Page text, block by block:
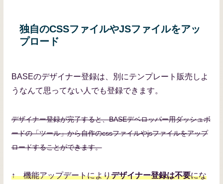
独自のCSSファイルやJSファイルをアッ
プロード
BASEのデザイナー登録は、別にテンプレート販売しよ
うなんて思ってない人でも登録できます。
デザイナー登録が完了すると、BASEデベロッパー用ダッシュボ
ードの「ツール」から自作のcssファイルやjsファイルをアップ
ロードすることができます。
↑ 機能アップデートによりデザイナー登録は不要にな